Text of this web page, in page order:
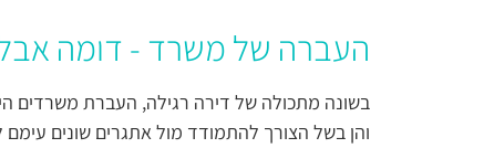
העברה של משרד - דומה
בשונה מתכולה של דירה רגילה, העברת משרדים
והן בשל הצורך להתמודד מול אתגרים שונים